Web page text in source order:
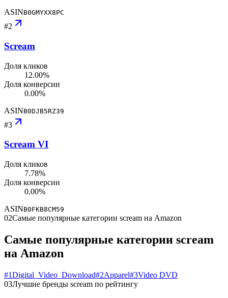
ASINB0GMYXX8PC
#2
Scream
Доля кликов
12.00%
Доля конверсии
0.00%
ASINB0DJB5RZ39
#3
Scream VI
Доля кликов
7.78%
Доля конверсии
0.00%
ASINB0FKB8CM59
02Самые популярные категории scream на Amazon
Самые популярные категории scream
на Amazon
#1Digital_Video_Download#2Apparel#3Video DVD
03Лучшие бренды scream по рейтингу